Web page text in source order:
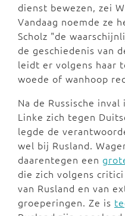
dienst bewezen, zei
Vandaag noemde ze
Scholz "de
de geschiedenis van
leidt er volgens haar
woede of wanhoop
Na de Russische
Linke zich tegen
legde de
wel bij Rusland.
daarentegen een
die zich volgens
van Rusland en van
groeperingen. Ze is